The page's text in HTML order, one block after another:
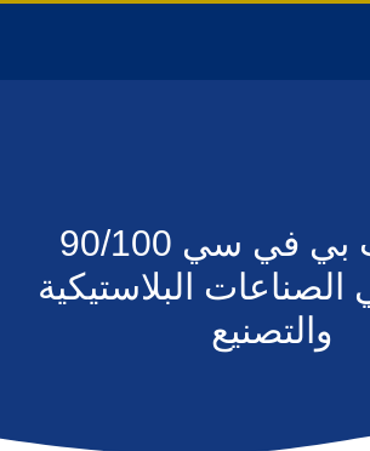
تطبيقات بي في سي 90/100
الصناعات البلاستيكية
والتصنيع